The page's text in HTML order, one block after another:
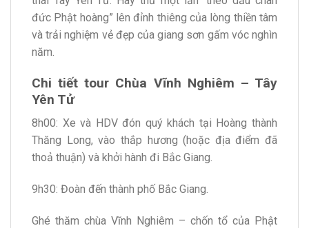
đức Phật hoàng” lên đỉnh thiêng của lòng thiền tâm
và trải nghiệm vẻ đẹp của giang sơn gấm vóc nghìn
năm.
Chi tiết tour Chùa Vĩnh Nghiêm – Tây
Yên Tử
8h00: Xe và HDV đón quý khách tại Hoàng thành
Thăng Long, vào thắp hương (hoặc địa điểm đã
thoả thuận) và khởi hành đi Bắc Giang.
9h30: Đoàn đến thành phố Bắc Giang.
Ghé thăm chùa Vĩnh Nghiêm – chốn tổ của Phật